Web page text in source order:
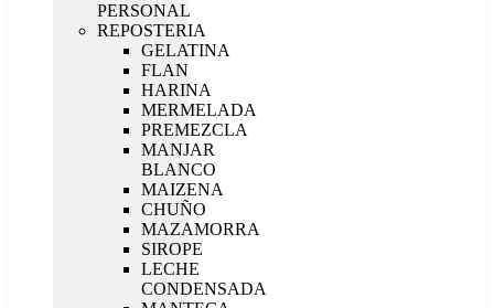
PERSONAL
REPOSTERIA
GELATINA
FLAN
HARINA
MERMELADA
PREMEZCLA
MANJAR
BLANCO
MAIZENA
CHUÑO
MAZAMORRA
SIROPE
LECHE
CONDENSADA